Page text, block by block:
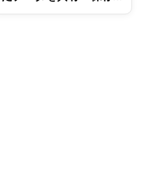
するための手順